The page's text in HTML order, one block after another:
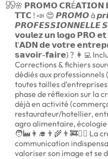
🌸 𝗣𝗥𝗢𝗠𝗢 𝗖𝗥É𝗔𝗧𝗜𝗢𝗡
𝗧𝗧𝗖 ! 📣 😍 𝙋𝙍𝙊𝙈𝙊 à
𝙋𝙍𝙊𝙁𝙀𝙎𝙎𝙄𝙊𝙉𝙉𝙀𝙇𝙇𝙀
𝘃𝗼𝘂𝗹𝗲𝘇 𝘂𝗻 𝗹𝗼𝗴𝗼 𝗣𝗥𝗢
𝗹’𝗔𝗗𝗡 𝗱𝗲 𝘃𝗼𝘁𝗿𝗲
𝘀𝗮𝘃𝗼𝗶𝗿-𝗳𝗮𝗶𝗿𝗲) ? 👩‍💻
Corrections & fichiers
dédiés aux professionnels
toutes tailles
phase de réflexion sur la
déjà en activité
restaurateur/hotellier,
agro alimentaire,
🧑‍🏭👩‍🎓👨‍🌾👨‍🚒👩‍✈️ La
communication
valoriser son image et se